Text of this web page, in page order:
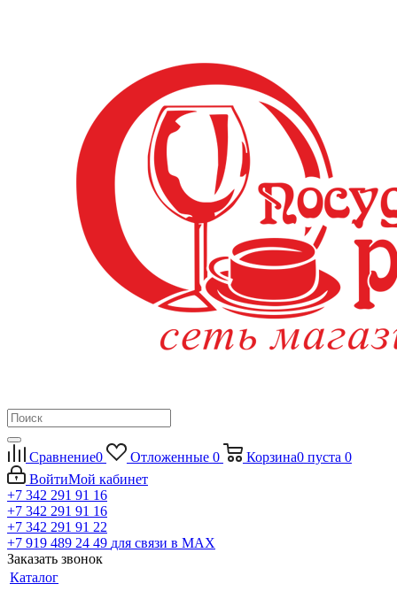
Сравнение0 Отложенные 0 Корзина0 пуста 0
ВойтиМой кабинет
+7 342 291 91 16
+7 342 291 91 16
+7 342 291 91 22
+7 919 489 24 49 для связи в МАХ
Заказать звонок
Каталог